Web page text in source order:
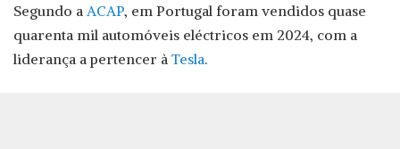
Segundo a ACAP, em Portugal foram vendidos quase
quarenta mil automóveis eléctricos em 2024, com a
liderança a pertencer à Tesla.